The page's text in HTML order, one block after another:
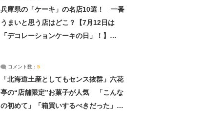
兵庫県の「ケーキ」の名店10選！ 一番
うまいと思う店はどこ？【7月12日は
「デコレーションケーキの日」！】
コメント数： 5
「北海道土産としてもセンス抜群」六花
亭の“店舗限定”お菓子が人気 「こんな
の初めて」「箱買いするべきだった」